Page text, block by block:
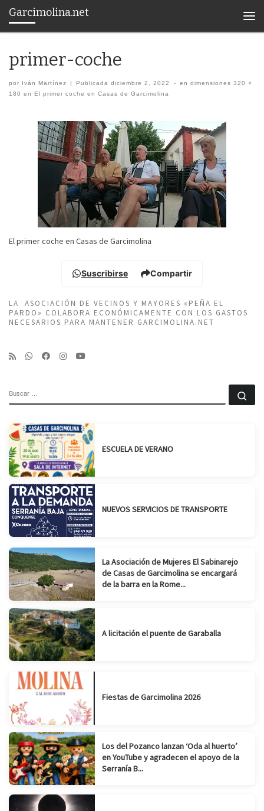
Saltar al contenido
Garcimolina.net
primer-coche
por Iván Martínez | Publicadadiciembre 2, 2022 - en dimensiones 320 ×
180 en El primer coche en Casas de Garcimolina
Navegación de imágenes
El primer coche en Casas de Garcimolina
Suscribirse Compartir
LA ASOCIACIÓN DE VECINOS Y MAYORES «PEÑA EL
PARDO» COLABORA ECONÓMICAMENTE CON LOS GASTOS
NECESARIOS PARA MANTENER GARCIMOLINA.NET
BUSCAR
ESCUELA DE VERANO
NUEVOS SERVICIOS DE TRANSPORTE
La Asociación de Mujeres El Sabinarejo
de Casas de Garcimolina se encargará
de la barra en la Rome...
A licitación el puente de Garaballa
Fiestas de Garcimolina 2026
Los del Pozanco lanzan ‘Oda al huerto’
en YouTube y agradecen el apoyo de la
Serranía B...